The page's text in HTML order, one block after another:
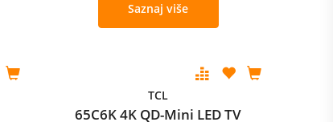
Saznaj više
TCL
65C6K 4K QD-Mini LED TV